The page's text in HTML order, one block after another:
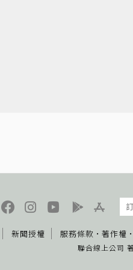
新聞授權 服務條款 · 著作權 ·
聯合線上公司